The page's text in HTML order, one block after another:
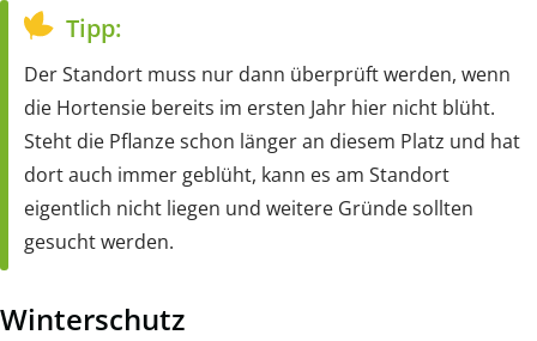
Tipp:
Der Standort muss nur dann überprüft werden, wenn
die Hortensie bereits im ersten Jahr hier nicht blüht.
Steht die Pflanze schon länger an diesem Platz und hat
dort auch immer geblüht, kann es am Standort
eigentlich nicht liegen und weitere Gründe sollten
gesucht werden.
Winterschutz